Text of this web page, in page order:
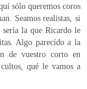
sólo queremos coros
Seamos realistas, si
la que Ricardo le
Algo parecído a la
de vuestro corto en
qué le vamos a